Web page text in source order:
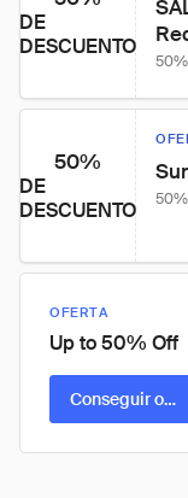
DE
DESCUENTO
50%
DE
DESCUENTO
OFERTA
Up to 50% Off
Conseguir